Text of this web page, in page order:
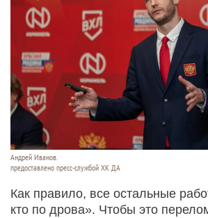
Андрей Иванов.
предоставлено пресс-службой ХК ДА
Как правило, все остальные
кто по дрова». Чтобы это